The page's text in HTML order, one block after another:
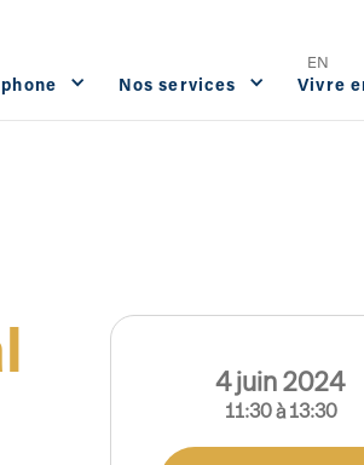
Nos services Vivre
EN
4juin2024
11:30à 13:30